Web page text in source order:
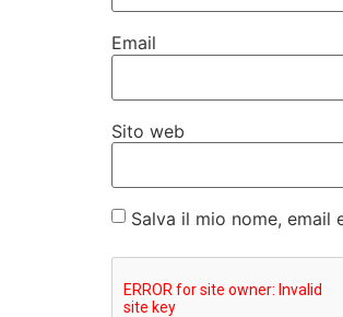
Email
Sito web
Salva il mio nome,